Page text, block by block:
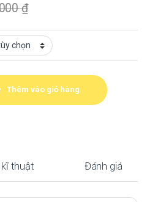
₫
Thêm vào giỏ hàng
thuật Đánh giá